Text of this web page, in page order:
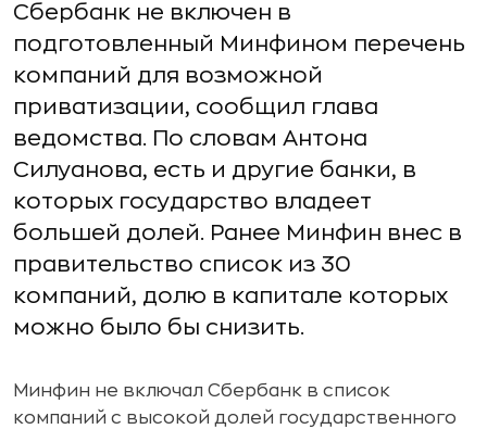
Сбербанк не включен в
подготовленный Минфином перечень
компаний для возможной
приватизации, сообщил глава
ведомства. По словам Антона
Силуанова, есть и другие банки, в
которых государство владеет
большей долей. Ранее Минфин внес в
правительство список из 30
компаний, долю в капитале которых
можно было бы снизить.
Минфин не включал Сбербанк в список
компаний с высокой долей государственного